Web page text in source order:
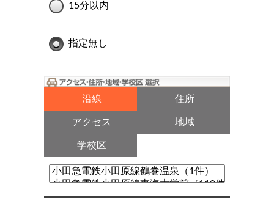
15分以内
指定無し
沿線 住所
アクセス 地域
学校区